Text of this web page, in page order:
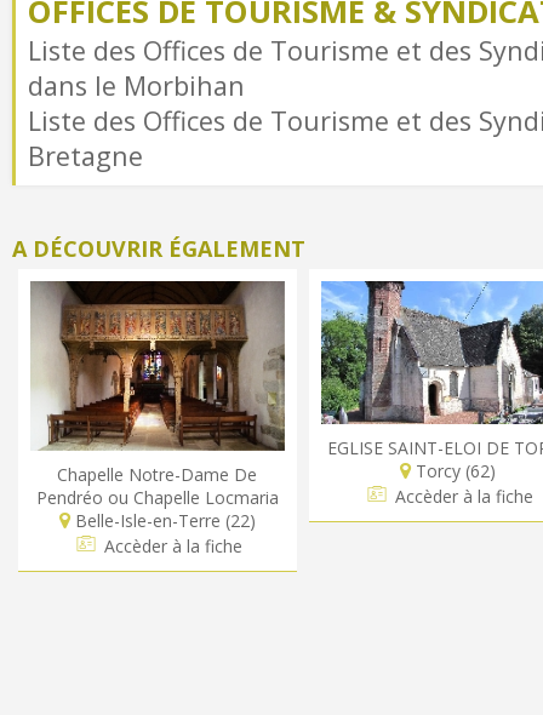
OFFICES DE TOURISME &
Liste des Offices de Tourisme et des
dans le Morbihan
Liste des Offices de Tourisme et des
Bretagne
A DÉCOUVRIR ÉGALEMENT
Chapelle Notre-Dame De
Pendréo ou Chapelle Locmaria
Belle-Isle-en-Terre (22)
Accèder à la fiche
EGLISE SAINT-ELOI DE
Torcy (62)
Accèder à la fiche